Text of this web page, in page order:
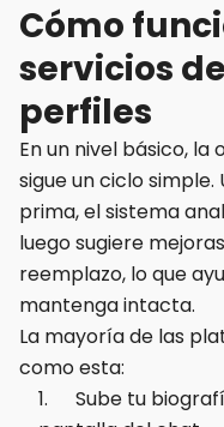
Cómo
servicios
perfiles
En un nivel básico,
sigue un ciclo
prima, el sistema
luego sugiere
reemplazo, lo que
mantenga intacta.
La mayoría de las
como esta:
Sube tu